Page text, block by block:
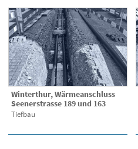
Winterthur, Wärmeanschluss
Seenerstrasse 189 und 163
Tiefbau